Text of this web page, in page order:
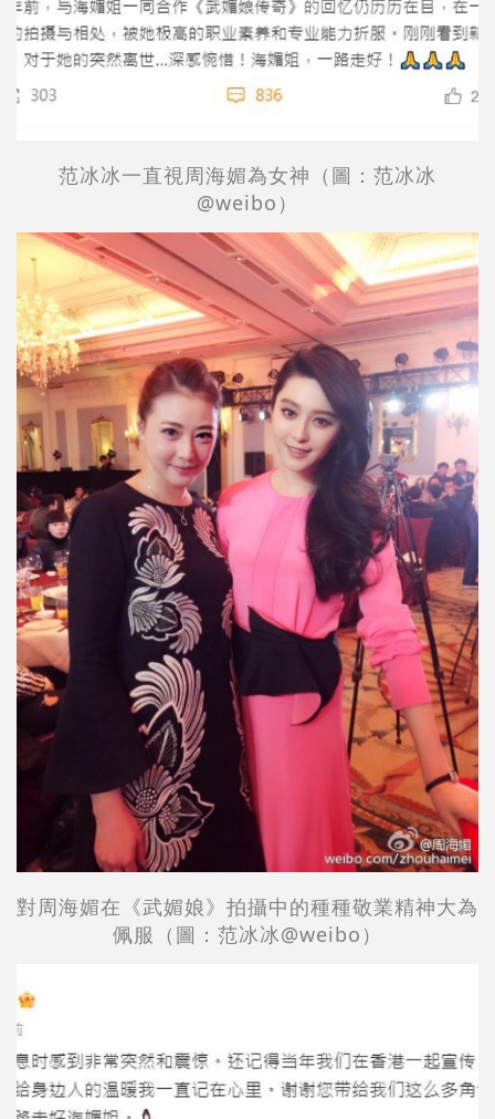
范冰冰一直視周海媚為女神 （圖： 范冰冰
@weibo）
對周海媚在《武媚娘》拍攝中的種種敬業精神大為
佩服（圖： 范冰冰@weibo）